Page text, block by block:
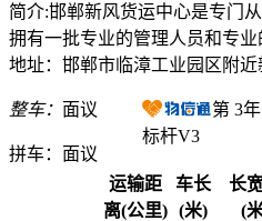
简介:邯郸新风货运中心是专门
拥有一批专业的管理人员和专
地址：邯郸市临漳工业园区附
整车： 面议
拼车： 面议
第 3年
标杆V3
运输距
离(公里)
车长
(米)
长
(